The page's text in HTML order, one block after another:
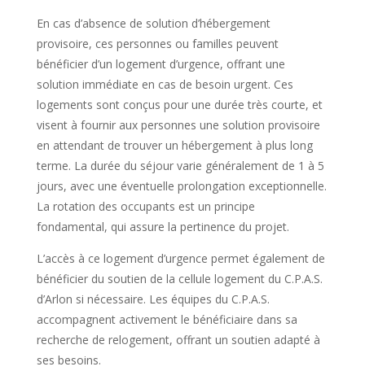
En cas d’absence de solution d’hébergement
provisoire, ces personnes ou familles peuvent
bénéficier d’un logement d’urgence, offrant une
solution immédiate en cas de besoin urgent. Ces
logements sont conçus pour une durée très courte, et
visent à fournir aux personnes une solution provisoire
en attendant de trouver un hébergement à plus long
terme. La durée du séjour varie généralement de 1 à 5
jours, avec une éventuelle prolongation exceptionnelle.
La rotation des occupants est un principe
fondamental, qui assure la pertinence du projet.
L’accès à ce logement d’urgence permet également de
bénéficier du soutien de la cellule logement du C.P.A.S.
d’Arlon si nécessaire. Les équipes du C.P.A.S.
accompagnent activement le bénéficiaire dans sa
recherche de relogement, offrant un soutien adapté à
ses besoins.